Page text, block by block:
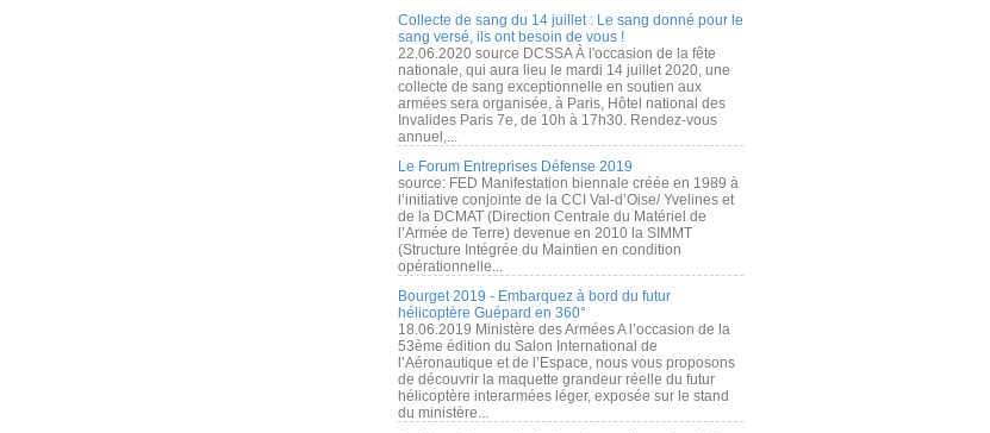
Collecte de sang du 14 juillet : Le sang donné pour le
sang versé, ils ont besoin de vous !
22.06.2020 source DCSSA À l'occasion de la fête
nationale, qui aura lieu le mardi 14 juillet 2020, une
collecte de sang exceptionnelle en soutien aux
armées sera organisée, à Paris, Hôtel national des
Invalides Paris 7e, de 10h à 17h30. Rendez-vous
annuel,...
Le Forum Entreprises Défense 2019
source: FED Manifestation biennale créée en 1989 à
l’initiative conjointe de la CCI Val-d’Oise/ Yvelines et
de la DCMAT (Direction Centrale du Matériel de
l’Armée de Terre) devenue en 2010 la SIMMT
(Structure Intégrée du Maintien en condition
opérationnelle...
Bourget 2019 - Embarquez à bord du futur
hélicoptère Guépard en 360°
18.06.2019 Ministère des Armées A l’occasion de la
53ème édition du Salon International de
l’Aéronautique et de l’Espace, nous vous proposons
de découvrir la maquette grandeur réelle du futur
hélicoptère interarmées léger, exposée sur le stand
du ministère...